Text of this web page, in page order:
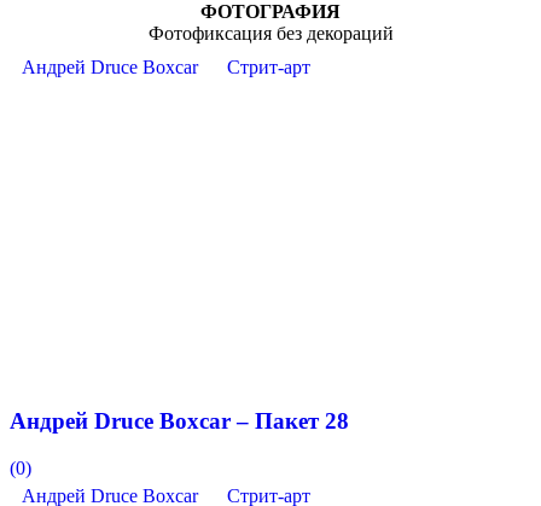
ФОТОГРАФИЯ
Фотофиксация без декораций
Андрей Druce Boxcar
Стрит-арт
Андрей Druce Boxcar – Пакет 28
(0)
Андрей Druce Boxcar
Стрит-арт